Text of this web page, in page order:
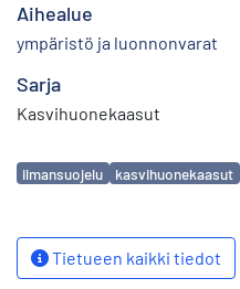
Aihealue
ympäristö ja luonnonvarat
Sarja
Kasvihuonekaasut
Avainsanat
ilmansuojelu kasvihuonekaasut
Tietueen kaikki tiedot